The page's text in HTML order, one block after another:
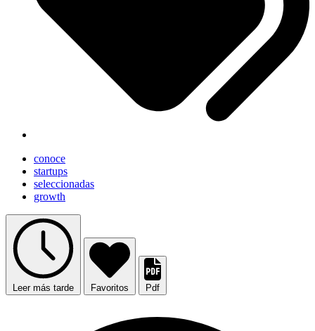
conoce
startups
seleccionadas
growth
Leer más tarde Favoritos Pdf